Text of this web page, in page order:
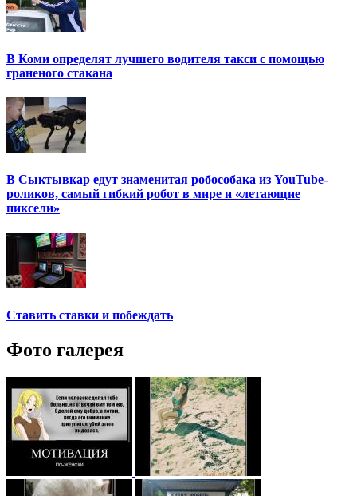
В Коми определят лучшего водителя такси с помощью
граненого стакана
В Сыктывкар едут знаменитая робособака из YouTube-
роликов, самый гибкий робот в мире и «летающие
пиксели»
Ставить ставки и побеждать
Фото галерея